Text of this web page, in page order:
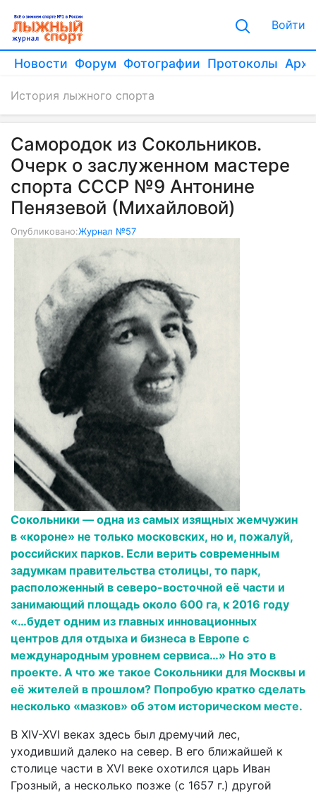
Войти
Новости Форум Фотографии Протоколы
История лыжного спорта
Самородок из Сокольников.
Очерк о заслуженном мастере
спорта СССР №9 Антонине
Пенязевой (Михайловой)
Опубликовано:Журнал №57
Сокольники — одна из самых изящных жемчужин
в «короне» не только московских, но и, пожалуй,
российских парков. Если верить современным
задумкам правительства столицы, то парк,
расположенный в северо-восточной её части и
занимающий площадь около 600 га, к 2016 году
«…будет одним из главных инновационных
центров для отдыха и бизнеса в Европе с
международным уровнем сервиса…» Но это в
проекте. А что же такое Сокольники для Москвы и
её жителей в прошлом? Попробую кратко сделать
несколько «мазков» об этом историческом месте.
В XIV-XVI веках здесь был дремучий лес,
уходивший далеко на север. В его ближайшей к
столице части в XVI веке охотился царь Иван
Грозный, а несколько позже (с 1657 г.) другой